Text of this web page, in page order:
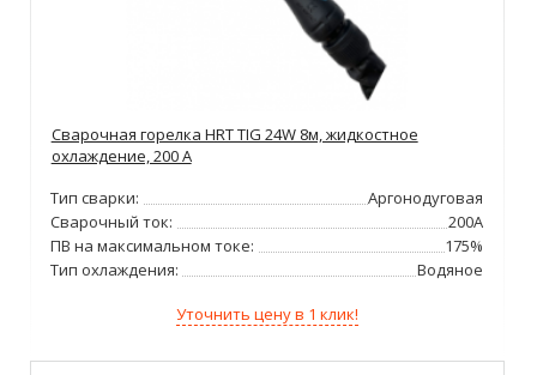
Сварочная горелка HRT TIG 24W 8м, жидкостное
охлаждение, 200 А
Тип сварки:
Аргонодуговая
Сварочный ток:
200А
ПВ на максимальном токе:
175%
Тип охлаждения:
Водяное
Уточнить цену в 1 клик!